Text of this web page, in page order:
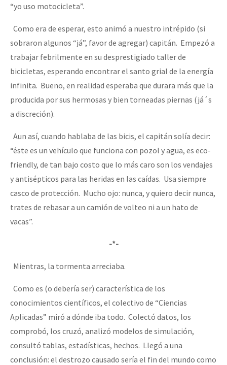
“yo uso motocicleta”.
Como era de esperar, esto animó a nuestro intrépido (si
sobraron algunos “já”, favor de agregar) capitán. Empezó a
trabajar febrilmente en su desprestigiado taller de
bicicletas, esperando encontrar el santo grial de la energía
infinita. Bueno, en realidad esperaba que durara más que la
producida por sus hermosas y bien torneadas piernas (já´s
a discreción).
Aun así, cuando hablaba de las bicis, el capitán solía decir:
“éste es un vehículo que funciona con pozol y agua, es eco-
friendly, de tan bajo costo que lo más caro son los vendajes
y antisépticos para las heridas en las caídas. Usa siempre
casco de protección. Mucho ojo: nunca, y quiero decir nunca,
trates de rebasar a un camión de volteo ni a un hato de
vacas”.
-*-
Mientras, la tormenta arreciaba.
Como es (o debería ser) característica de los
conocimientos científicos, el colectivo de “Ciencias
Aplicadas” miró a dónde iba todo. Colectó datos, los
comprobó, los cruzó, analizó modelos de simulación,
consultó tablas, estadísticas, hechos. Llegó a una
conclusión: el destrozo causado sería el fin del mundo como